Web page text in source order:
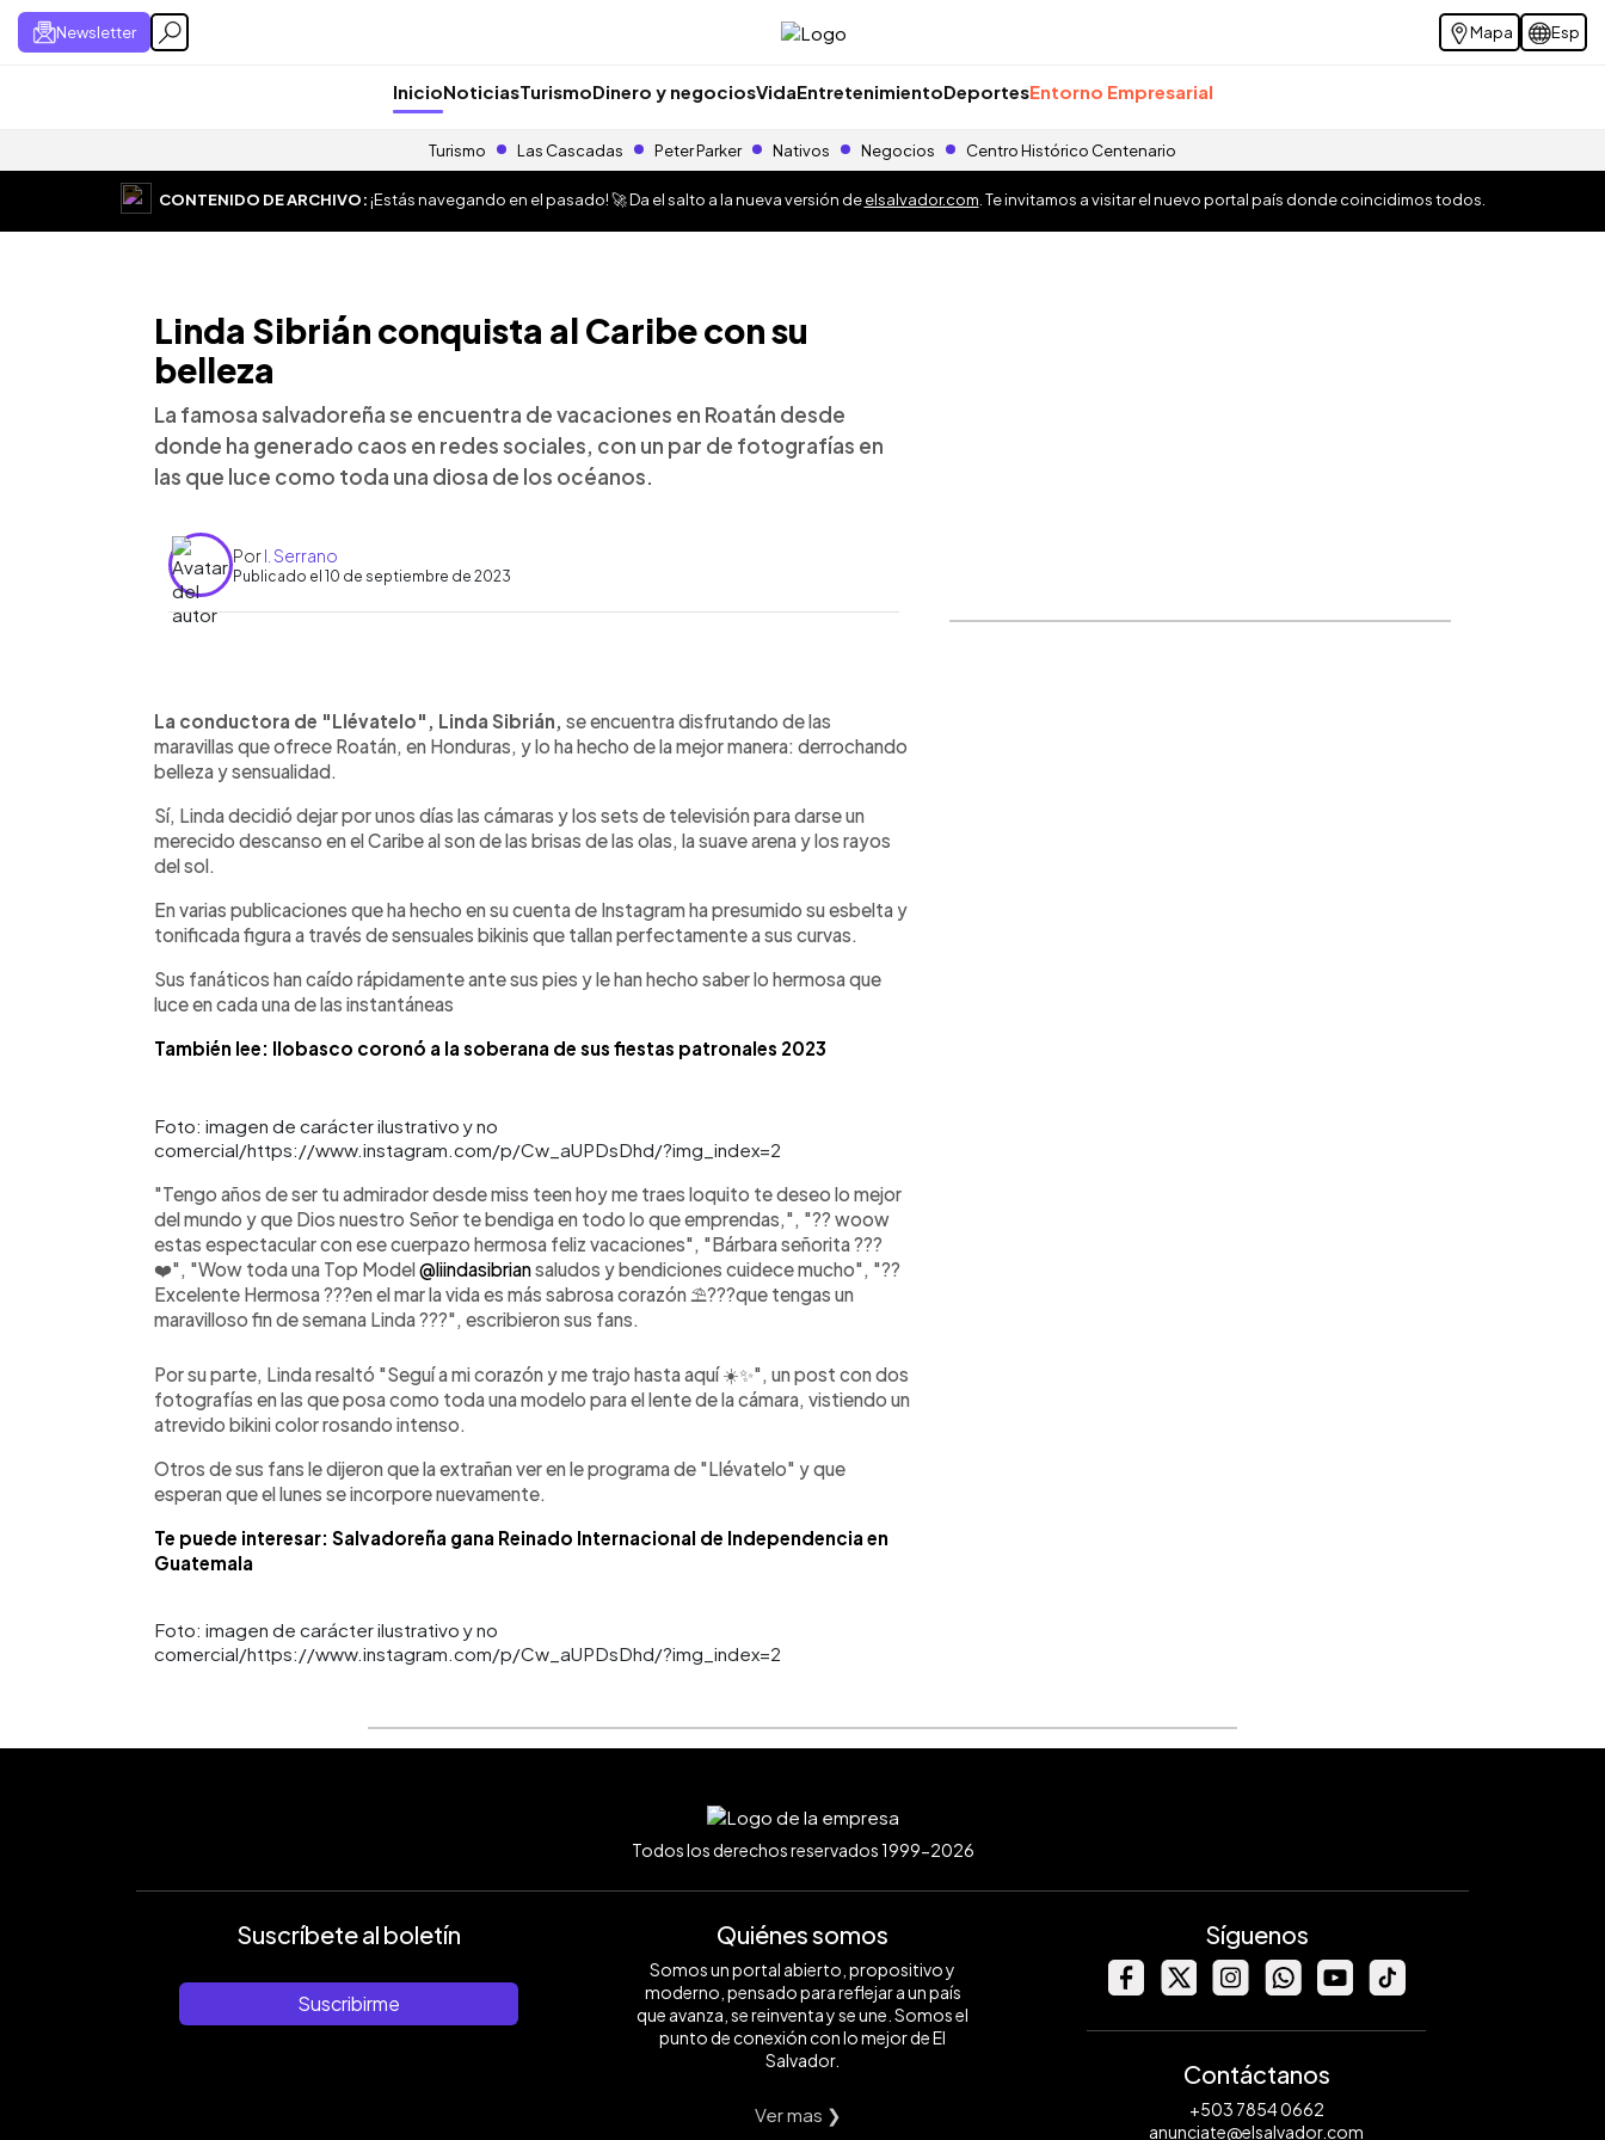
Newsletter Mapa Esp
InicioNoticiasTurismoDinero y negociosVidaEntretenimientoDeportesEntorno Empresarial
Turismo Las Cascadas Peter Parker Nativos Negocios Centro Histórico Centenario
CONTENIDO DE ARCHIVO:¡Estás navegando en el pasado! 🚀 Da el salto a la nueva versión deelsalvador.com . Te invitamos a visitar el nuevo portal país donde coincidimos todos.
Linda Sibrián conquista al Caribe con su
belleza
La famosa salvadoreña se encuentra de vacaciones en Roatán desde
donde ha generado caos en redes sociales, con un par de fotografías en
las que luce como toda una diosa de los océanos.
PorI. Serrano
Publicado el 10 de septiembre de 2023
Escuchar artículo
La conductora de "Llévatelo", Linda Sibrián, se encuentra disfrutando de las
maravillas que ofrece Roatán, en Honduras, y lo ha hecho de la mejor manera: derrochando
belleza y sensualidad.
Sí, Linda decidió dejar por unos días las cámaras y los sets de televisión para darse un
merecido descanso en el Caribe al son de las brisas de las olas, la suave arena y los rayos
del sol.
En varias publicaciones que ha hecho en su cuenta de Instagram ha presumido su esbelta y
tonificada figura a través de sensuales bikinis que tallan perfectamente a sus curvas.
Sus fanáticos han caído rápidamente ante sus pies y le han hecho saber lo hermosa que
luce en cada una de las instantáneas
También lee: Ilobasco coronó a la soberana de sus fiestas patronales 2023
Foto: imagen de carácter ilustrativo y no
comercial/https://www.instagram.com/p/Cw_aUPDsDhd/?img_index=2
"Tengo años de ser tu admirador desde miss teen hoy me traes loquito te deseo lo mejor
del mundo y que Dios nuestro Señor te bendiga en todo lo que emprendas,", "?? woow
estas espectacular con ese cuerpazo hermosa feliz vacaciones", "Bárbara señorita ???
❤️", "Wow toda una Top Model@liindasibriansaludos y bendiciones cuidece mucho", "??
Excelente Hermosa ???en el mar la vida es más sabrosa corazón ⛱️???que tengas un
maravilloso fin de semana Linda ???", escribieron sus fans.
Por su parte, Linda resaltó "Seguí a mi corazón y me trajo hasta aquí ☀️✨", un post con dos
fotografías en las que posa como toda una modelo para el lente de la cámara, vistiendo un
atrevido bikini color rosando intenso.
Otros de sus fans le dijeron que la extrañan ver en le programa de "Llévatelo" y que
esperan que el lunes se incorpore nuevamente.
Te puede interesar: Salvadoreña gana Reinado Internacional de Independencia en
Guatemala
Foto: imagen de carácter ilustrativo y no
comercial/https://www.instagram.com/p/Cw_aUPDsDhd/?img_index=2
Todos los derechos reservados 1999-2026
Suscríbete al boletín
Suscribirme
Quiénes somos
Somos un portal abierto, propositivo y
moderno, pensado para reflejar a un país
que avanza, se reinventa y se une. Somos el
punto de conexión con lo mejor de El
Salvador.
Ver mas ❯
Síguenos
Contáctanos
+503 7854 0662
anunciate@elsalvador.com